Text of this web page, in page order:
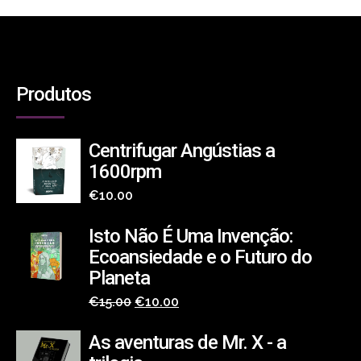
Produtos
Centrifugar Angústias a
1600rpm
€10.00
Isto Não É Uma Invenção:
Ecoansiedade e o Futuro do
Planeta
€15.00 O
original
€10.00
atual
As aventuras de Mr. X - a